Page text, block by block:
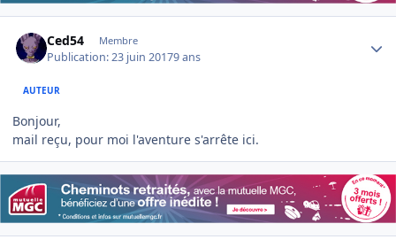
Ced54 Membre
Publication:23 juin 20179 ans
AUTEUR
Bonjour,
mail reçu, pour moi l'aventure s'arrête ici.